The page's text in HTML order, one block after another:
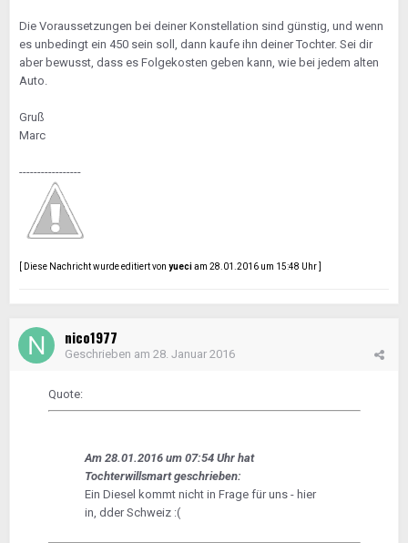
Die Voraussetzungen bei deiner Konstellation sind günstig, und wenn
es unbedingt ein 450 sein soll, dann kaufe ihn deiner Tochter. Sei dir
aber bewusst, dass es Folgekosten geben kann, wie bei jedem alten
Auto.
Gruß
Marc
-----------------
[ Diese Nachricht wurde editiert von yueciam 28.01.2016 um 15:48 Uhr ]
nico1977
Geschrieben am 28. Januar 2016
Quote:
Am 28.01.2016 um 07:54 Uhr hat
Tochterwillsmart geschrieben:
Ein Diesel kommt nicht in Frage für uns - hier
in, dder Schweiz :(